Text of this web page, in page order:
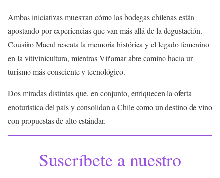
Ambas iniciativas muestran cómo las bodegas chilenas están
apostando por experiencias que van más allá de la degustación.
Cousiño Macul rescata la memoria histórica y el legado femenino
en la vitivinicultura, mientras Viñamar abre camino hacia un
turismo más consciente y tecnológico.
Dos miradas distintas que, en conjunto, enriquecen la oferta
enoturística del país y consolidan a Chile como un destino de vino
con propuestas de alto estándar.
Suscríbete a nuestro